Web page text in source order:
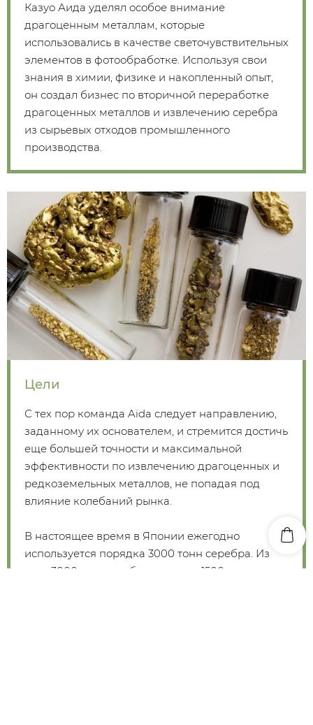
Казуо Аида уделял особое внимание
драгоценным металлам, которые
использовались в качестве светочувствительных
элементов в фотообработке. Используя свои
знания в химии, физике и накопленный опыт,
он создал бизнес по вторичной переработке
драгоценных металлов и извлечению серебра
из сырьевых отходов промышленного
производства.
Цели
С тех пор команда Aida следует направлению,
заданному их основателем, и стремится достичь
еще большей точности и максимальной
эффективности по извлечению драгоценных и
редкоземельных металлов, не попадая под
влияние колебаний рынка.
В настоящее время в Японии ежегодно
используется порядка 3000 тонн серебра. Из
этих 3000 тонн приблизительно 1500 тонн